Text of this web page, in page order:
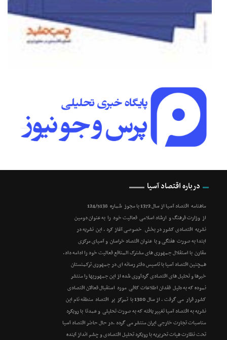
درباره اقتصاد آسیا
ماهنامه اقتصاد آسیا از سال 1372 با مجوز شماره 124/5138
از وزارت فرهنگ و ارشاد اسلامی فعالیت خود را به عنوان دومین
نشریه اقتصادی کشور در بخش خصوصی آغاز کرد . این نشریه در
ابتدا به صورت هفتگی و با عنوان اقتصاد خراسان و آسیای مرکزی
مقارن با استقلال جمهوری های مشترک المنافع فعالیت خود را ادامه داد.
همچنین اقتصاد آسیا با تاسیس دفتر رسانه ای در جمهوری ترکمنستان
خبرها و تحلیل های اقتصادی گردآوری شده از این جمهوریها را منتشر
نموده که به دلیل فقدان اطلاعات کافی مورد استقبال فعالان اقتصادی
کشور قرار می گرفت . از سال 1380 با تمرکز بر اقتصاد منطقه نام این
نشریه به اقتصاد آسیا تغییر یافته که به صورت تحلیلی و عمدتا با رویکرد
مناسبات تجارت خارجی ایران منتشر می گردد .در حال حاضر اقتصاد آسیا
تحت نظارت هیات تحریریه با رویکرد تحلیل اقتصادی و چشم انداز آینده